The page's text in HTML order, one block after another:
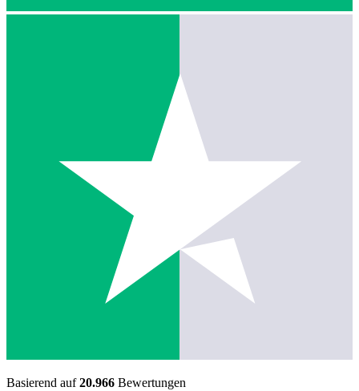
Basierend auf20.966 Bewertungen